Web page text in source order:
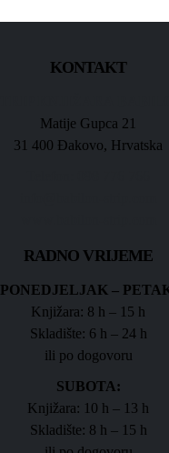
KONTAKT
Matije Gupca 21
31 400 Đakovo, Hrvatska
RADNO VRIJEME
PONEDJELJAK –
Knjižara: 8 h – 15 h
Skladište: 6 h – 24 h
ili po dogovoru
SUBOTA:
Knjižara: 10 h – 13 h
Skladište: 8 h – 15 h